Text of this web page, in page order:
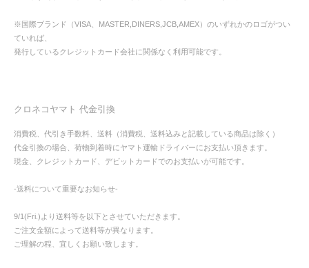
※国際ブランド（VISA、MASTER,DINERS,JCB,AMEX）のいずれかのロゴがつい
ていれば、
発行しているクレジットカード会社に関係なく利用可能です。
クロネコヤマト 代金引換
消費税、代引き手数料、送料（消費税、送料込みと記載している商品は除く）
代金引換の場合、荷物到着時にヤマト運輸ドライバーにお支払い頂きます。
現金、クレジットカード、デビットカードでのお支払いが可能です。
-送料について重要なお知らせ-
9/1(Fri.)より送料等を以下とさせていただきます。
ご注文金額によって送料等が異なります。
ご理解の程、宜しくお願い致します。